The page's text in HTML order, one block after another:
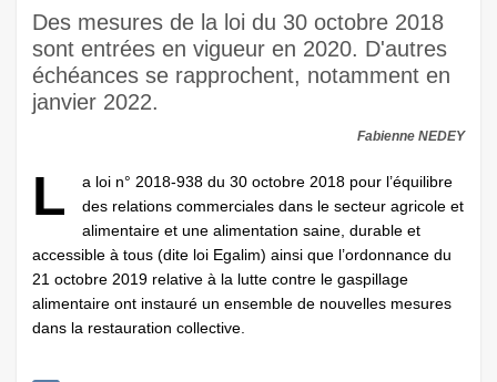
Des mesures de la loi du 30 octobre 2018
sont entrées en vigueur en 2020. D'autres
échéances se rapprochent, notamment en
janvier 2022.
Fabienne NEDEY
L
a loi n° 2018-938 du 30 octobre 2018 pour l’équilibre
des relations commerciales dans le secteur agricole et
alimentaire et une alimentation saine, durable et
accessible à tous (dite loi ­Egalim) ainsi que l’ordonnance du
21 octobre 2019 relative à la lutte contre le gaspillage
alimentaire ont instauré un ensemble de nouvelles mesures
dans la restauration collective.